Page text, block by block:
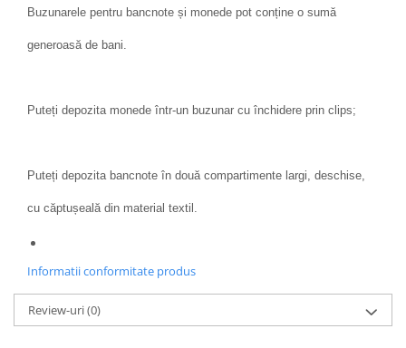
Buzunarele pentru bancnote și monede pot conține o sumă
generoasă de bani.
Puteți depozita monede într-un buzunar cu închidere prin clips;
Puteți depozita bancnote în două compartimente largi, deschise,
cu căptușeală din material textil.
Informatii conformitate produs
Review-uri(0)